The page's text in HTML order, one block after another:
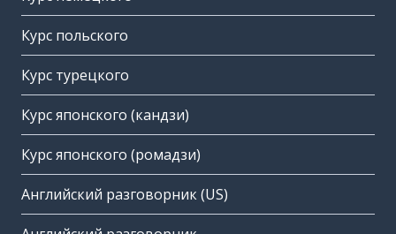
Курс польского
Курс турецкого
Курс японского (кандзи)
Курс японского (ромадзи)
Английский разговорник (US)